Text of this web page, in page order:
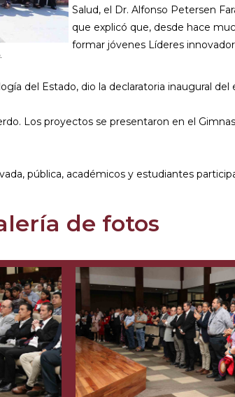
Salud, el Dr. Alfonso Petersen
que explicó que, desde hace
formar jóvenes Líderes
del Estado, dio la declaratoria inaugural del
Los proyectos se presentaron en el
pública, académicos y estudiantes
de fotos